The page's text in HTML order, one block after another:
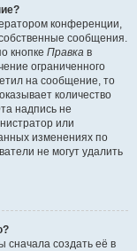
конференции,
сообщения.
кнопке Правка в
ограниченного
на сообщение, то
количество
надпись не
или
изменениях по
не могут удалить
создать её в